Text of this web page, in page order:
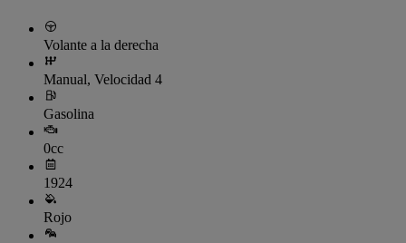
Volante a la derecha
Manual, Velocidad 4
Gasolina
0cc
1924
Rojo